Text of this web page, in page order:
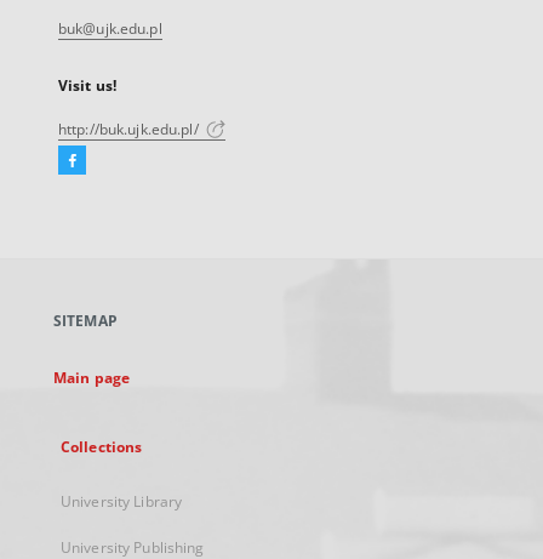
buk@ujk.edu.pl
Visit us!
http://buk.ujk.edu.pl/
Facebook
new
SITEMAP
Main page
Collections
University Library
University Publishing